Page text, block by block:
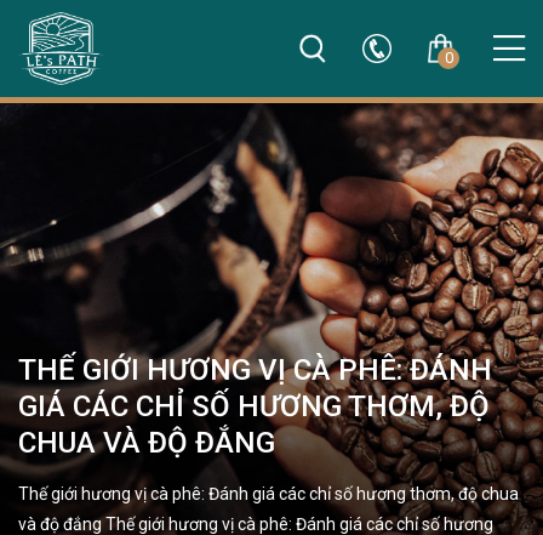
0
THẾ GIỚI HƯƠNG VỊ CÀ PHÊ: ĐÁNH
GIÁ CÁC CHỈ SỐ HƯƠNG THƠM, ĐỘ
CHUA VÀ ĐỘ ĐẮNG
Thế giới hương vị cà phê: Đánh giá các chỉ số hương thơm, độ chua
và độ đắng Thế giới hương vị cà phê: Đánh giá các chỉ số hương